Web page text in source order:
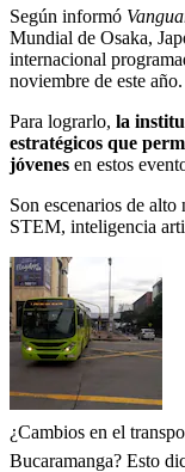
Según informó
Mundial de Osaka,
internacional
noviembre de este año.
Para lograrlo, la
estratégicos que
jóvenes en estos
Son escenarios de
STEM, inteligencia
¿Cambios en el
Bucaramanga? Esto